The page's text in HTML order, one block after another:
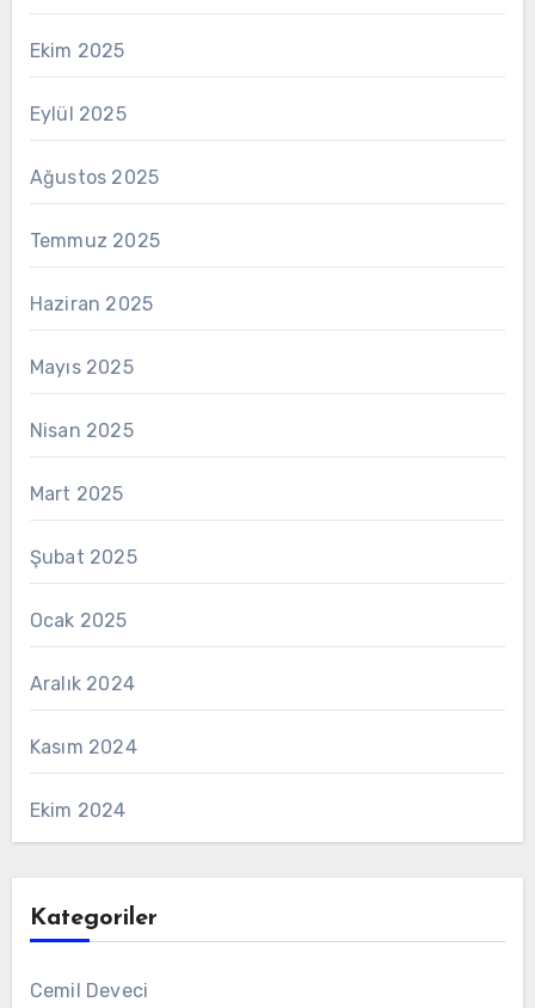
Ekim 2025
Eylül 2025
Ağustos 2025
Temmuz 2025
Haziran 2025
Mayıs 2025
Nisan 2025
Mart 2025
Şubat 2025
Ocak 2025
Aralık 2024
Kasım 2024
Ekim 2024
Kategoriler
Cemil Deveci